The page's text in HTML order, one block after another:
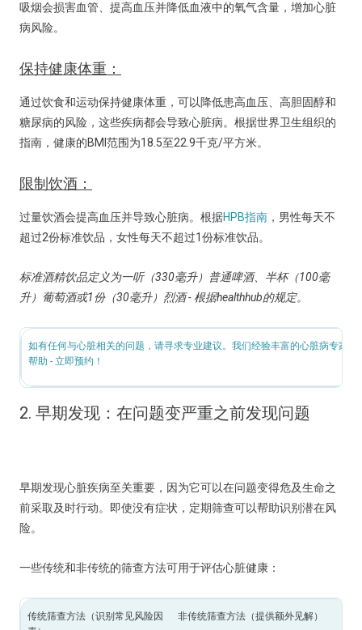
吸烟会损害血管、提高血压并降低血液中的氧气含量，增加心脏
病风险。
保持健康体重：
通过饮食和运动保持健康体重，可以降低患高血压、高胆固醇和
糖尿病的风险，这些疾病都会导致心脏病。根据世界卫生组织的
指南，健康的BMI范围为18.5至22.9千克/平方米。
限制饮酒：
过量饮酒会提高血压并导致心脏病。根据HPB指南 ，男性每天不
超过2份标准饮品，女性每天不超过1份标准饮品。
标准酒精饮品定义为一听（330毫升）普通啤酒、半杯（100毫
升）葡萄酒或1份（30毫升）烈酒 - 根据healthhub的规定。
如有任何与心脏相关的问题，请寻求专业建议。我们经验丰富的心脏病专家将
帮助 - 立即预约！
2. 早期发现：在问题变严重之前发现问题
早期发现心脏疾病至关重要，因为它可以在问题变得危及生命之
前采取及时行动。即使没有症状，定期筛查可以帮助识别潜在风
险。
一些传统和非传统的筛查方法可用于评估心脏健康：
传统筛查方法（识别常见风险因
非传统筛查方法（提供额外见解）